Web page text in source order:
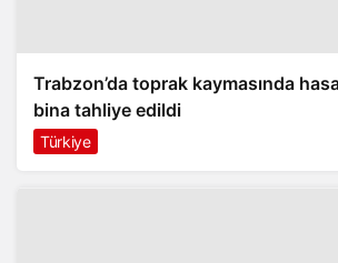
Trabzon’da toprak kaymasında
bina tahliye edildi
Türkiye